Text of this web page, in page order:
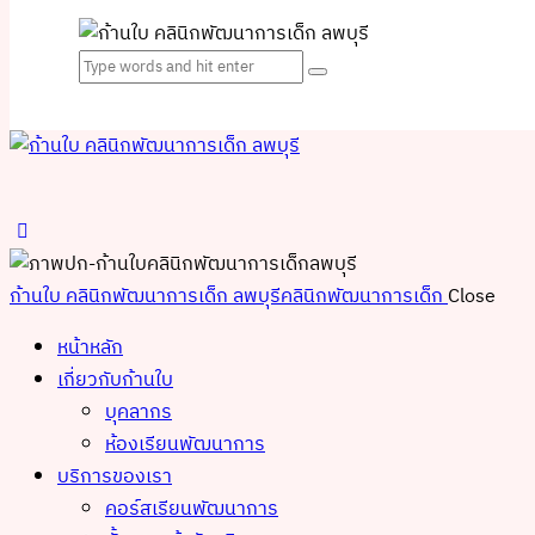
ก้านใบ คลินิกพัฒนาการเด็ก ลพบุรีคลินิกพัฒนาการเด็กClose
หน้าหลัก
เกี่ยวกับก้านใบ
บุคลากร
ห้องเรียนพัฒนาการ
บริการของเรา
คอร์สเรียนพัฒนาการ